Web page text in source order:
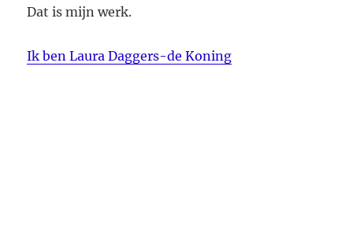
Dat is mijn werk.
Ik ben Laura Daggers-de Koning